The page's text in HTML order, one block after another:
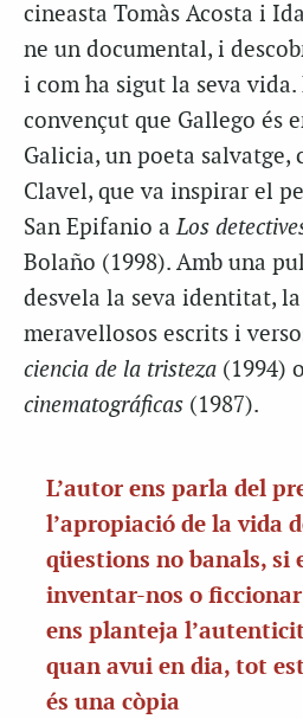
cineasta Tomàs Acosta i
ne un documental, i
i com ha sigut la seva
convençut que Gallego és
Galicia, un poeta salvatge,
Clavel, que va inspirar el
San Epifanio a Los
Bolaño (1998). Amb una
desvela la seva identitat,
meravellosos escrits i
ciencia de la tristeza (1994)
cinematográficas (1987).
L’autor ens parla del
l’apropiació de la vida
qüestions no banals, si
inventar-nos o
ens planteja
quan avui en dia, tot
és una còpia